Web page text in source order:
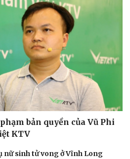
bản quyền của Vũ Phi
KTV
nữ sinh tử vong ở Vĩnh Long